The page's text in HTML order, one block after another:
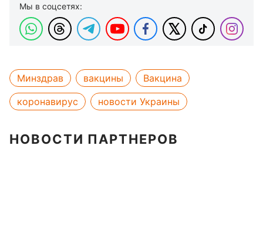
Мы в соцсетях:
Минздрав вакцины
Вакцина
коронавирус
новости Украины
НОВОСТИ ПАРТНЕРОВ